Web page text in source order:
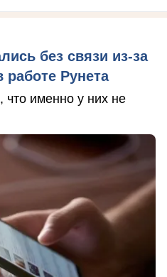
без связи из-за
работе Рунета
что именно у них не